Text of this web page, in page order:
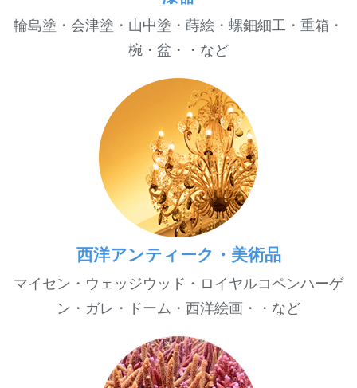
輪島塗・会津塗・山中塗・蒔絵・螺鈿細工・重箱・
椀・盆・・など
西洋アンティーク・美術品
マイセン・ウェッジウッド・ロイヤルコペンハーゲ
ン・ガレ・ドーム・西洋絵画・・など